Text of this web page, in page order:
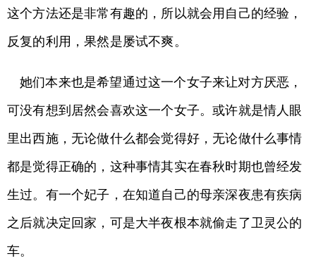
这个方法还是非常有趣的，所以就会用自己的经验，
反复的利用，果然是屡试不爽。
她们本来也是希望通过这一个女子来让对方厌恶，
可没有想到居然会喜欢这一个女子。或许就是情人眼
里出西施，无论做什么都会觉得好，无论做什么事情
都是觉得正确的，这种事情其实在春秋时期也曾经发
生过。有一个妃子，在知道自己的母亲深夜患有疾病
之后就决定回家，可是大半夜根本就偷走了卫灵公的
车。